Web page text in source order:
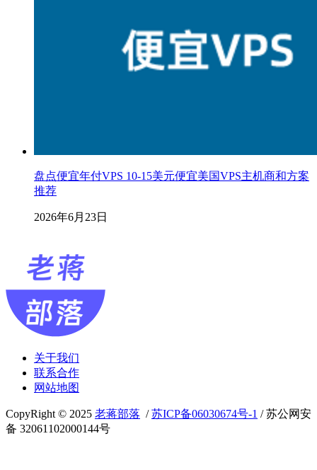
盘点便宜年付VPS 10-15美元便宜美国VPS主机商和方案
推荐
2026年6月23日
关于我们
联系合作
网站地图
CopyRight © 2025 老蒋部落 /苏ICP备06030674号-1 / 苏公网安
备 32061102000144号